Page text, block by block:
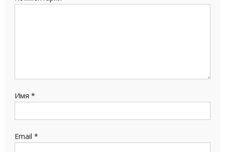
Имя *
Email *